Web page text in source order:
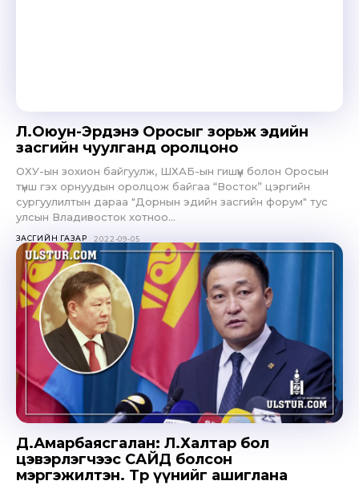
Л.Оюун-Эрдэнэ Оросыг зорьж эдийн
засгийн чуулганд оролцоно
ОХУ-ын зохион байгуулж, ШХАБ-ын гишүүн болон Оросын
түнш гэх орнуудын оролцож байгаа “Восток” цэргийн
сургуулилтын дараа "Дорнын эдийн засгийн форум" тус
улсын Владивосток хотноо...
ЗАСГИЙН ГАЗАР 2022-09-05
Д.Амарбаясгалан: Л.Халтар бол
цэвэрлэгчээс САЙД болсон
мэргэжилтэн. Төр үүнийг ашиглана